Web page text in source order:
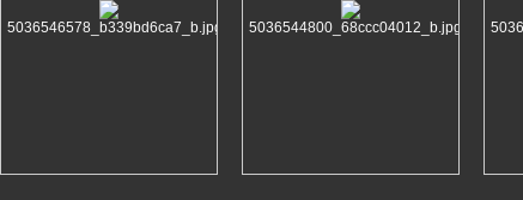
5036546578_b339bd6ca7_b.jpg 5036544800_68ccc04012_b.jpg